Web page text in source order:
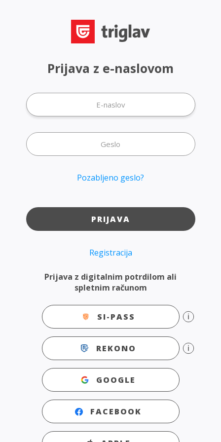
Prijava z digitalnim potrdilom ali
spletnim računom
SI-PASS
REKONO
GOOGLE
FACEBOOK
Prijava z e-naslovom
Pozabljeno geslo?
PRIJAVA
Registracija